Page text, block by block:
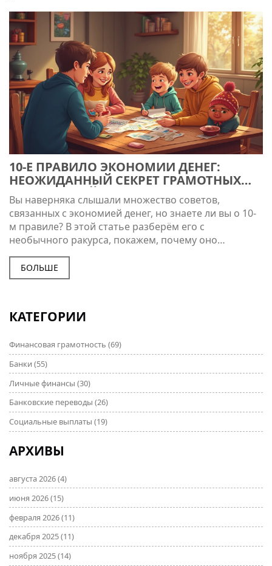
10-Е ПРАВИЛО ЭКОНОМИИ ДЕНЕГ:
НЕОЖИДАННЫЙ СЕКРЕТ ГРАМОТНЫХ
НАКОПЛЕНИЙ
Вы наверняка слышали множество советов,
связанных с экономией денег, но знаете ли вы о 10-
м правиле? В этой статье разберём его с
необычного ракурса, покажем, почему оно
особенно работает и как его легко внедрить в
реальную жизнь. Делимся примерами,
исследованиями и практическими рекомендациями,
могут изменить ваше отношение к финансам. И да,
БОЛЬШЕ
КАТЕГОРИИ
Финансовая грамотность (69)
Банки (55)
Личные финансы (30)
Банковские переводы (26)
Социальные выплаты (19)
АРХИВЫ
августа 2026(4)
июня 2026(15)
февраля 2026(11)
декабря 2025(11)
ноября 2025(14)